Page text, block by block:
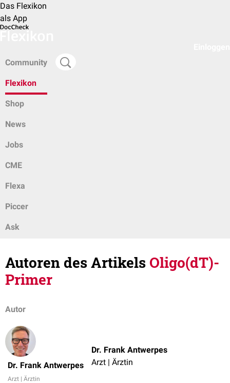
Das Flexikon
als App
Community
Flexikon
Shop
News
Jobs
CME
Flexa
Piccer
Ask
Autoren des Artikels Oligo(dT)-
Primer
Autor
Dr. Frank Antwerpes
Arzt | Ärztin
Dr. Frank Antwerpes
Arzt | Ärztin